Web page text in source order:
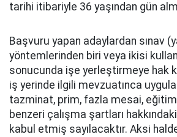
tarihi itibariyle 36 yaşından gün
Başvuru yapan adaylardan sınav
yöntemlerinden biri veya ikisi
sonucunda işe yerleştirmeye hak
iş yerinde ilgili mevzuatınca
tazminat, prim, fazla mesai,
benzeri çalışma şartları
kabul etmiş sayılacaktır. Aksi